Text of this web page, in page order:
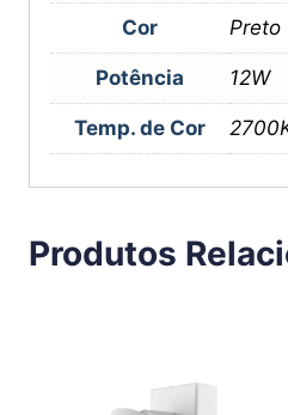
Cor Preto
Potência 12W
Temp. de Cor
Produtos